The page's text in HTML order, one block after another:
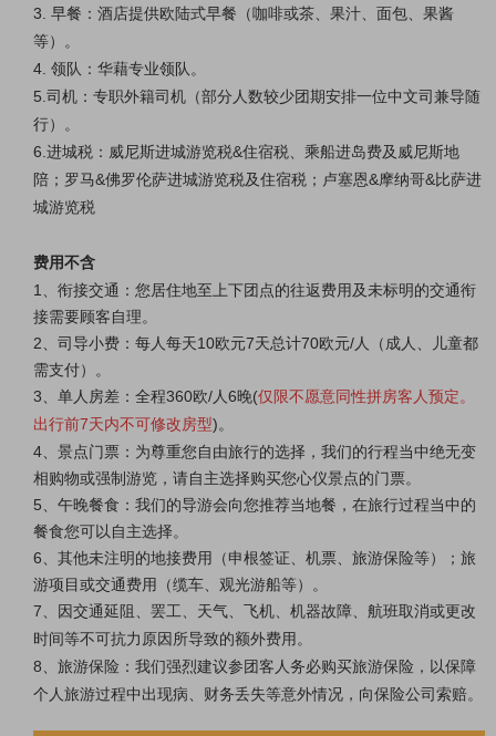
3. 早餐：酒店提供欧陆式早餐（咖啡或茶、果汁、面包、果酱
等）。
4. 领队：华藉专业领队。
5.司机： 专职外籍司机 （部分人数较少团期安排一位中文司兼导随
行）。
6.进城税：威尼斯进城游览税&住宿税、乘船进岛费及威尼斯地
陪； 罗马&佛罗伦萨进城游览税及住宿税；卢塞恩&摩纳哥&比萨进
城游览税
费用不含
1、衔接交通：您居住地至上下团点的往返费用及未标明的交通衔
接需要顾客自理。
2、司导小费：每人每天10欧元7天总计70欧元/人（成人、儿童都
需支付）。
3、单人房差：全程360欧/人6晚(仅限不愿意同性拼房客人预定。
出行前7天内不可修改房型)。
4、景点门票：为尊重您自由旅行的选择，我们的行程当中绝无变
相购物或强制游览，请自主选择购买您心仪景点的门票。
5、 午晚餐食：我们的导游会向您推荐当地餐，在旅行过程当中的
餐食您可以自主选择。
6、 其他未注明的地接费用（申根签证、机票、旅游保险等）；旅
游项目或交通费用（缆车、观光游船等）。
7、
因交通延阻、罢工、天气、飞机、机器故障、航班取消或更改
时间等不可抗力原因所导致的额外费用。
8、 旅游保险：我们强烈建议参团客人务必购买旅游保险，以保障
个人旅游过程中出现病、财务丢失等意外情况，向保险公司索赔。